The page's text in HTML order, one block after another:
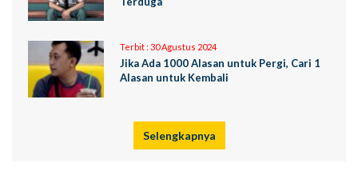
Terbit : 30 Agustus 2024
Jika Ada 1000 Alasan untuk Pergi, Cari 1
Alasan untuk Kembali
Selengkapnya